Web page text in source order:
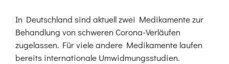
In Deutschland sind aktuell zwei Medikamente zur
Behandlung von schweren Corona-Verläufen
zugelassen. Für viele andere Medikamente laufen
bereits internationale Umwidmungsstudien.